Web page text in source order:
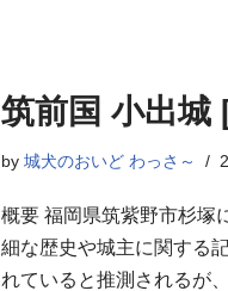
筑前国 小出
by 城犬のおいど わっさ～
概要 福岡県筑紫野市杉塚
細な歴史や城主に関する
れていると推測されるが